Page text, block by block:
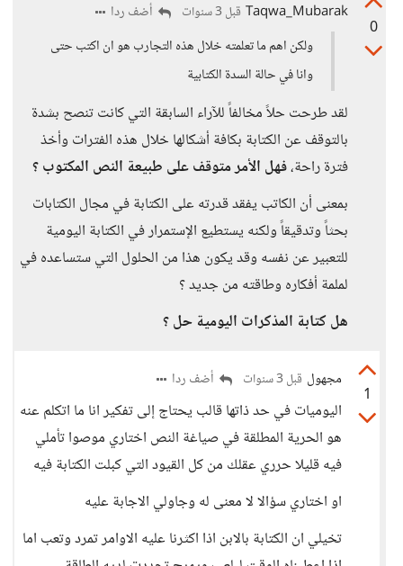
0
Taqwa_Mubarak قبل 3 سنوات
أضف ردا
ولكن اهم ما تعلمته خلال هذه التجارب هو ان اكتب حتى
وانا في حالة السدة الكتابية
لقد طرحت حلاً مخالفاً للآراء السابقة التي كانت تنصح بشدة
بالتوقف عن الكتابة بكافة أشكالها خلال هذه الفترات وأخذ
فترة راحة،فهل الأمر متوقف على طبيعة النص المكتوب ؟
بمعنى أن الكاتب يفقد قدرته على الكتابة في مجال الكتابات
بحثاً وتدقيقاً ولكنه يستطيع الإستمرار في الكتابة اليومية
للتعبير عن نفسه وقد يكون هذا من الحلول التي ستساعده في
لملمة أفكاره وطاقته من جديد ؟
هل كتابة المذكرات اليومية حل ؟
1
مجهول قبل 3 سنوات أضف ردا
اليوميات في حد ذاتها قالب يحتاج إلى تفكير انا ما اتكلم عنه
هو الحرية المطلقة في صياغة النص اختاري موصوا تأملي
فيه قليلا حرري عقلك من كل القيود التي كبلت الكتابة فيه
او اختاري سؤالا لا معنى له وجاولي الاجابة عليه
تخيلي ان الكتابة بالابن اذا اكثرنا عليه الاوامر تمرد وتعب اما